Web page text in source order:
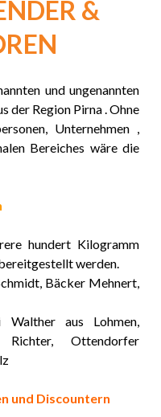
&
und ungenannten
der Region Pirna . Ohne
Unternehmen ,
Bereiches wäre die
hundert Kilogramm
werden.
Bäcker Mehnert,
Walther aus Lohmen,
Ottendorfer
und Discountern